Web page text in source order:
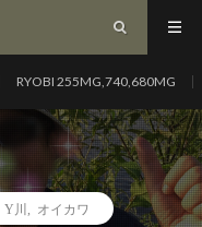
RYOBI 255MG,740,680MG
Y川 オイカワ